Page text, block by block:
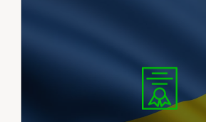
Ми працюємо на
штукатурних